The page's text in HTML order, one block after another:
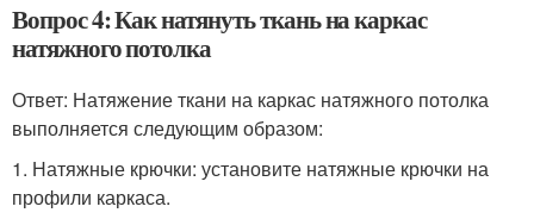
Вопрос 4: Как натянуть ткань на каркас
натяжного потолка
Ответ: Натяжение ткани на каркас натяжного потолка
выполняется следующим образом:
1. Натяжные крючки: установите натяжные крючки на
профили каркаса.